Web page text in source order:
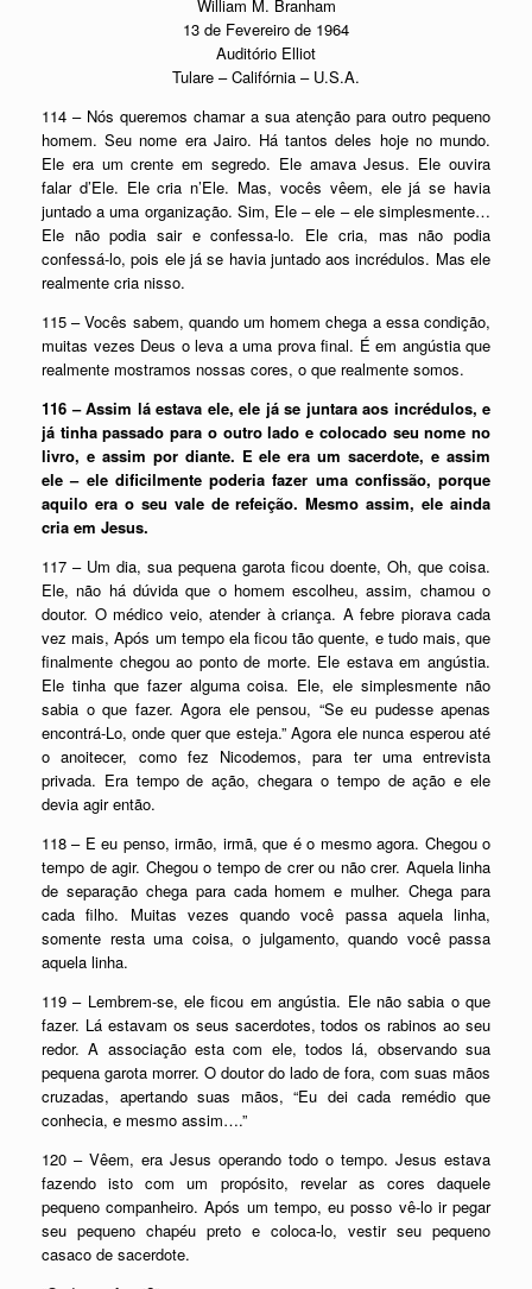
William M. Branham
13 de Fevereiro de 1964
Auditório Elliot
Tulare – Califórnia – U.S.A.
114 – Nós queremos chamar a sua atenção para outro pequeno
homem. Seu nome era Jairo. Há tantos deles hoje no mundo.
Ele era um crente em segredo. Ele amava Jesus. Ele ouvira
falar d’Ele. Ele cria n’Ele. Mas, vocês vêem, ele já se havia
juntado a uma organização. Sim, Ele – ele – ele simplesmente…
Ele não podia sair e confessa-lo. Ele cria, mas não podia
confessá-lo, pois ele já se havia juntado aos incrédulos. Mas ele
realmente cria nisso.
115 – Vocês sabem, quando um homem chega a essa condição,
muitas vezes Deus o leva a uma prova final. É em angústia que
realmente mostramos nossas cores, o que realmente somos.
116 – Assim lá estava ele, ele já se juntara aos incrédulos, e
já tinha passado para o outro lado e colocado seu nome no
livro, e assim por diante. E ele era um sacerdote, e assim
ele – ele dificilmente poderia fazer uma confissão, porque
aquilo era o seu vale de refeição. Mesmo assim, ele ainda
cria em Jesus.
117 – Um dia, sua pequena garota ficou doente, Oh, que coisa.
Ele, não há dúvida que o homem escolheu, assim, chamou o
doutor. O médico veio, atender à criança. A febre piorava cada
vez mais, Após um tempo ela ficou tão quente, e tudo mais, que
finalmente chegou ao ponto de morte. Ele estava em angústia.
Ele tinha que fazer alguma coisa. Ele, ele simplesmente não
sabia o que fazer. Agora ele pensou, “Se eu pudesse apenas
encontrá-Lo, onde quer que esteja.” Agora ele nunca esperou até
o anoitecer, como fez Nicodemos, para ter uma entrevista
privada. Era tempo de ação, chegara o tempo de ação e ele
devia agir então.
118 – E eu penso, irmão, irmã, que é o mesmo agora. Chegou o
tempo de agir. Chegou o tempo de crer ou não crer. Aquela linha
de separação chega para cada homem e mulher. Chega para
cada filho. Muitas vezes quando você passa aquela linha,
somente resta uma coisa, o julgamento, quando você passa
aquela linha.
119 – Lembrem-se, ele ficou em angústia. Ele não sabia o que
fazer. Lá estavam os seus sacerdotes, todos os rabinos ao seu
redor. A associação esta com ele, todos lá, observando sua
pequena garota morrer. O doutor do lado de fora, com suas mãos
cruzadas, apertando suas mãos, “Eu dei cada remédio que
conhecia, e mesmo assim….”
120 – Vêem, era Jesus operando todo o tempo. Jesus estava
fazendo isto com um propósito, revelar as cores daquele
pequeno companheiro. Após um tempo, eu posso vê-lo ir pegar
seu pequeno chapéu preto e coloca-lo, vestir seu pequeno
casaco de sacerdote.